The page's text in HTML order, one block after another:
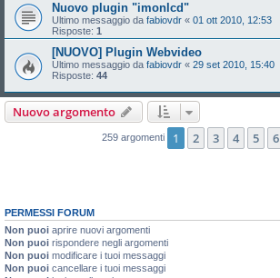
Nuovo plugin "imonlcd"
Ultimo messaggio da fabiovdr « 01 ott 2010, 12:53
Risposte: 1
[NUOVO] Plugin Webvideo
Ultimo messaggio da fabiovdr « 29 set 2010, 15:40
Risposte: 44
Nuovo argomento
259 argomenti 1 2 3 4 5 6
PERMESSI FORUM
Non puoi aprire nuovi argomenti
Non puoi rispondere negli argomenti
Non puoi modificare i tuoi messaggi
Non puoi cancellare i tuoi messaggi